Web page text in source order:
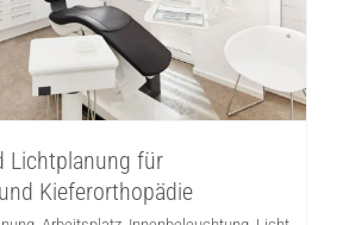
Arbeitsplatz Innenbeleuchtung
planen
Lichtplanung für
Kieferorthopädie